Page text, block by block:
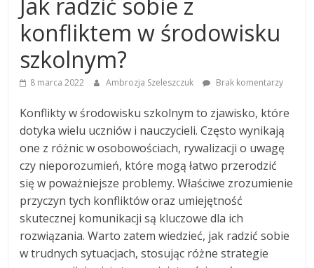
Jak radzić sobie z
konfliktem w środowisku
szkolnym?
8 marca 2022 Ambrozja Szeleszczuk Brak komentarzy
Konflikty w środowisku szkolnym to zjawisko, które
dotyka wielu uczniów i nauczycieli. Często wynikają
one z różnic w osobowościach, rywalizacji o uwagę
czy nieporozumień, które mogą łatwo przerodzić
się w poważniejsze problemy. Właściwe zrozumienie
przyczyn tych konfliktów oraz umiejętność
skutecznej komunikacji są kluczowe dla ich
rozwiązania. Warto zatem wiedzieć, jak radzić sobie
w trudnych sytuacjach, stosując różne strategie